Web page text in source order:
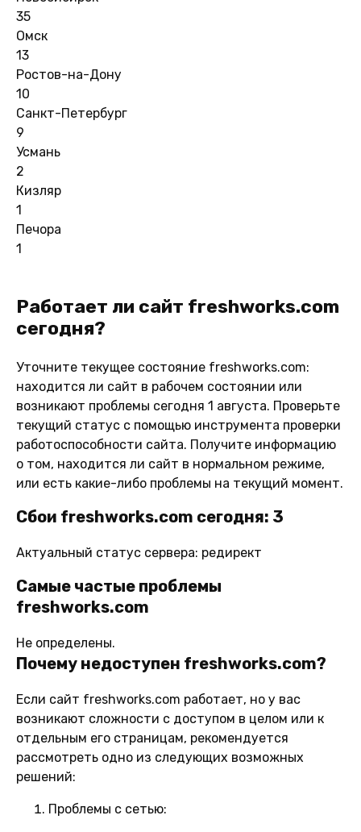
35
Омск
13
Ростов-на-Дону
10
Санкт-Петербург
9
Усмань
2
Кизляр
1
Печора
1
Работает ли сайт freshworks.com
сегодня?
Уточните текущее состояние freshworks.com:
находится ли сайт в рабочем состоянии или
возникают проблемы сегодня 1 августа. Проверьте
текущий статус с помощью инструмента проверки
работоспособности сайта. Получите информацию
о том, находится ли сайт в нормальном режиме,
или есть какие-либо проблемы на текущий момент.
Сбои freshworks.com сегодня: 3
Актуальный статус сервера: редирект
Самые частые проблемы
freshworks.com
Не определены.
Почему недоступен freshworks.com?
Если сайт freshworks.com работает, но у вас
возникают сложности с доступом в целом или к
отдельным его страницам, рекомендуется
рассмотреть одно из следующих возможных
решений:
Проблемы с сетью: